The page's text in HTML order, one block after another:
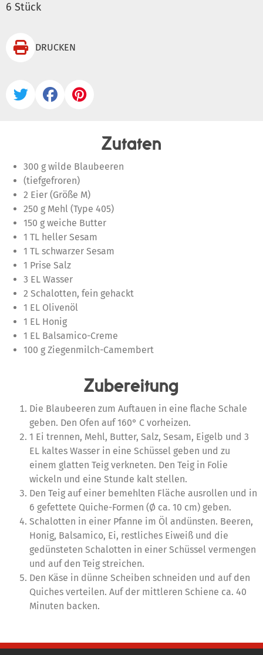
6 Stück
 DRUCKEN
  
Zutaten
300 g wilde Blaubeeren
(tiefgefroren)
2 Eier (Größe M)
250 g Mehl (Type 405)
150 g weiche Butter
1 TL heller Sesam
1 TL schwarzer Sesam
1 Prise Salz
3 EL Wasser
2 Schalotten, fein gehackt
1 EL Olivenöl
1 EL Honig
1 EL Balsamico-Creme
100 g Ziegenmilch-Camembert
Zubereitung
Die Blaubeeren zum Auftauen in eine flache Schale
geben. Den Ofen auf 160° C vorheizen.
1 Ei trennen, Mehl, Butter, Salz, Sesam, Eigelb und 3
EL kaltes Wasser in eine Schüssel geben und zu
einem glatten Teig verkneten. Den Teig in Folie
wickeln und eine Stunde kalt stellen.
Den Teig auf einer bemehlten Fläche ausrollen und in
6 gefettete Quiche-Formen (Ø ca. 10 cm) geben.
Schalotten in einer Pfanne im Öl andünsten. Beeren,
Honig, Balsamico, Ei, restliches Eiweiß und die
gedünsteten Schalotten in einer Schüssel vermengen
und auf den Teig streichen.
Den Käse in dünne Scheiben schneiden und auf den
Quiches verteilen. Auf der mittleren Schiene ca. 40
Minuten backen.